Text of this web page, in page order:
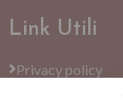
Link Utili
Privacy policy